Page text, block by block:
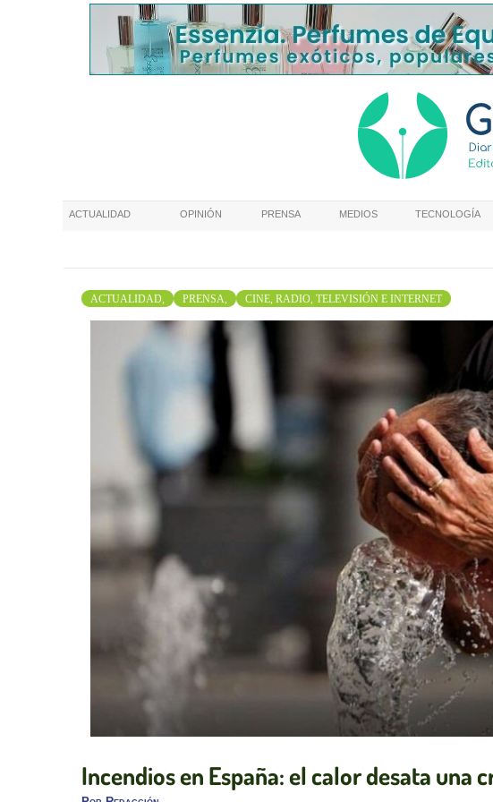
ACTUALIDAD OPINIÓN PRENSA MEDIOS TECNOLOGÍA
ACTUALIDAD, PRENSA, CINE, RADIO, TELEVISIÓN E INTERNET
Incendios en España: el calor desata una